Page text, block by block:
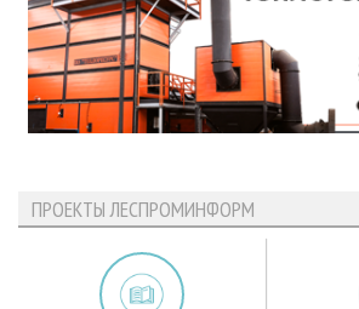
ПРОЕКТЫ ЛЕСПРОМИНФОРМ